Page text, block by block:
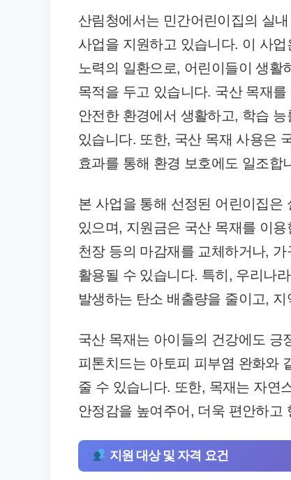
산림청에서는 민간어린이집의 실
사업을 지원하고 있습니다. 이 사
노력의 일환으로, 어린이들이 생활
목적을 두고 있습니다. 국산 목재
안전한 환경에서 생활하고, 학습
있습니다. 또한, 국산 목재 사용은
효과를 통해 환경 보호에도 일조합
본 사업을 통해 선정된 어린이집은
있으며, 지원금은 국산 목재를 이
천장 등의 마감재를 교체하거나,
활용될 수 있습니다. 특히, 우리나
발생하는 탄소 배출량을 줄이고,
국산 목재는 아이들의 건강에도 긍
피톤치드는 아토피 피부염 완화와
줄 수 있습니다. 또한, 목재는 자연
안정감을 높여주어, 더욱 편안하고
지원 대상 및 자격 요건